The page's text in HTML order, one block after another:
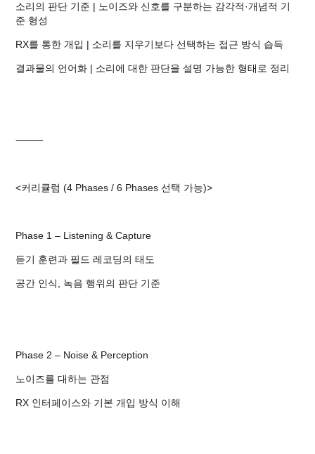
소리의 판단 기준 | 노이즈와 신호를 구분하는 감각적·개념적 기
준 형성
RX를 통한 개입 | 소리를 지우기보다 선택하는 접근 방식 습득
결과물의 언어화 | 소리에 대한 판단을 설명 가능한 형태로 정리
⸻
<커리큘럼 (4 Phases / 6 Phases 선택 가능)>
Phase 1 – Listening & Capture
듣기 훈련과 필드 레코딩의 태도
공간 인식, 녹음 행위의 판단 기준
Phase 2 – Noise & Perception
노이즈를 대하는 관점
RX 인터페이스와 기본 개입 방식 이해